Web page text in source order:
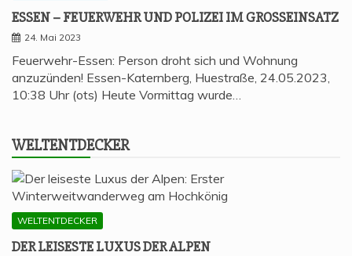
ESSEN – FEU­ER­WEHR UND POLI­ZEI IM GROSSEINSATZ
24. Mai 2023
Feuerwehr-Essen: Person droht sich und Wohnung
anzuzünden! Essen-Katernberg, Huestraße, 24.05.2023,
10:38 Uhr (ots) Heute Vormittag wurde…
WELT­ENT­DE­CKER
WELTENTDECKER
DER LEI­SES­TE LUXUS DER ALPEN